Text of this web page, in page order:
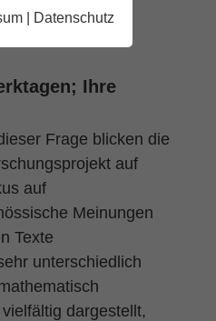
Datenschutz
Ihre
Frage blicken die
auf
auf
Meinungen
Texte
unterschiedlich
dargestellt,